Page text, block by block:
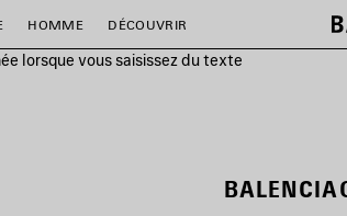
HOMME DÉCOUVRIR
lorsque vous saisissez du texte